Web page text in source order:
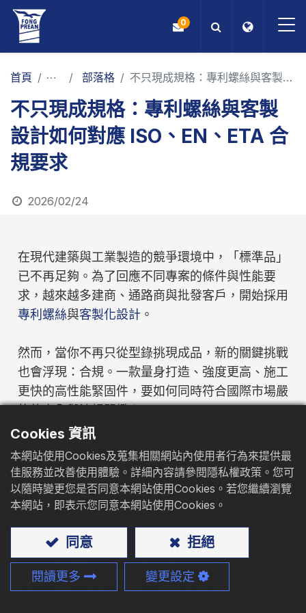
OEM/ODM
產品
應用
關於我們
最新消息
聯絡我們
0
首頁 最新消息部落格 不只現成規格：專利螺絲與客製設計如何對應 ISO、EN、ETA 合規要求
不只現成規格：專利螺絲與客製
設計如何對應 ISO、EN、ETA 合
規要求
2026/02/24
在現代建築與工業製造的競爭環境中，「標準品」
已不再足夠。為了回應不同專案的條件與性能要
求，越來越多建商、通路商與批發客戶，開始採用
專利螺絲與客製化設計 。
然而，當你不再只從型錄挑現成品，新的關鍵挑戰
也會浮現： 合規 。一款量身打造、強度更高、施工
更快的高性能緊固件，要如何同時符合國際市場嚴
對採購與供應鏈決策者而言，理解ISO、EN與關
鍵的ETA（European Technical Assessment，
歐洲技術評估）之間如何互補與分工，是在導入
創新設計的同時，降低風險、避免踩雷的核心能
力。
挑戰在於：在創新與法規之間找到平衡
採購專利螺絲與客製化設計，能帶來不少優勢。例
Cookies 資訊
本網站使用Cookies及蒐集相關網站內使用者行為來提供最
佳服務並改善使用體驗。詳細內容請參閱隱私權政策。您可
以隨時變更您是否同意本網站使用Cookies。若您繼續瀏覽
本網站，即表示您同意本網站使用Cookies。
同意 拒絕
閱讀更多 變更設定